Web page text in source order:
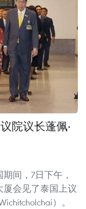
院议长蓬佩·
间，7日下午，
会见了泰国上议
）。